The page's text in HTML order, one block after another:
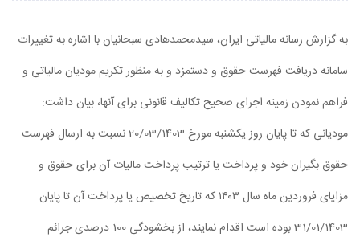
به گزارش رسانه مالیاتی ایران، سیدمحمدهادی سبحانیان با اشاره به تغییرات
سامانه دریافت فهرست حقوق و دستمزد و به منظور تکریم مودیان مالیاتی و
فراهم نمودن زمینه اجرای صحیح تکالیف قانونی برای آنها، بیان داشت:
مودیانی که تا پایان روز یکشنبه مورخ 20/03/1403 نسبت به ارسال فهرست
حقوق بگیران خود و پرداخت یا ترتیب پرداخت مالیات آن برای حقوق و
مزایای فروردین ماه سال ۱۴۰۳ که تاریخ تخصیص یا پرداخت آن تا پایان
31/01/1403 بوده است اقدام نمایند، از بخشودگی 100 درصدی جرائم